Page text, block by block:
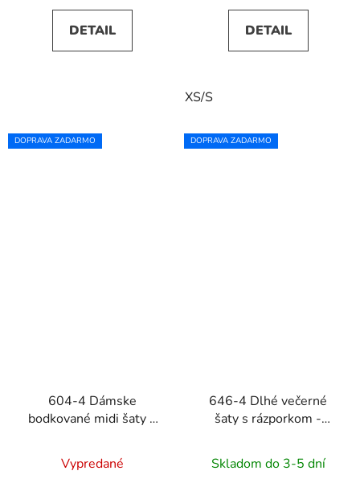
DETAIL DETAIL
XS/S
DOPRAVA ZADARMO
604-4 Dámske
bodkované midi šaty s
opaskom - tmavomodré
Vypredané
DOPRAVA ZADARMO
646-4 Dlhé večerné
šaty s rázporkom -
Skladom do 3-5 dní